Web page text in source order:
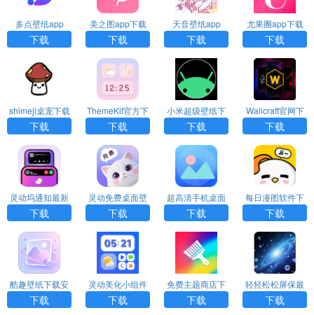
多点壁纸app
下载
美之图app下载
安装最新版
下载
天音壁纸app
下载
尤果圈app下载
下载
shimeji桌宠下载
中文版
下载
ThemeKit官方下
载
下载
小米超级壁纸下
载
下载
Wallcraft官网下
载安卓版
下载
灵动坞通知最新
版
下载
灵动免费桌面壁
纸下载安装手机
版
下载
超高清手机桌面
主题壁纸精选下
载安装最新版
下载
每日漫图软件下
载
下载
酷趣壁纸下载安
装手机版
下载
灵动美化小组件
下载安装手机版
下载
免费主题商店下
载安装手机版
下载
轻轻松松屏保最
新版
下载